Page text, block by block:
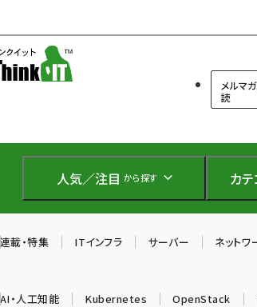
メルマ
読
人気／注目 から探す カ
連載・特集 ITインフラ サーバー ネットワ
AI・人工知能 Kubernetes OpenStack